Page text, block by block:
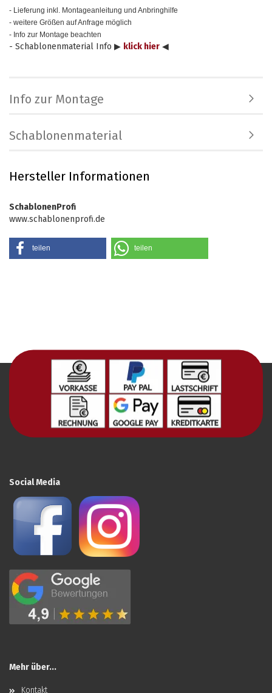
- Lieferung inkl. Montageanleitung und Anbringhilfe
- weitere Größen auf Anfrage möglich
- Info zur Montage beachten
- Schablonenmaterial Info ▶ klick hier ◀
Info zur Montage
Schablonenmaterial
Hersteller Informationen
SchablonenProfi
www.schablonenprofi.de
teilen teilen
Social Media
Mehr über...
Kontakt